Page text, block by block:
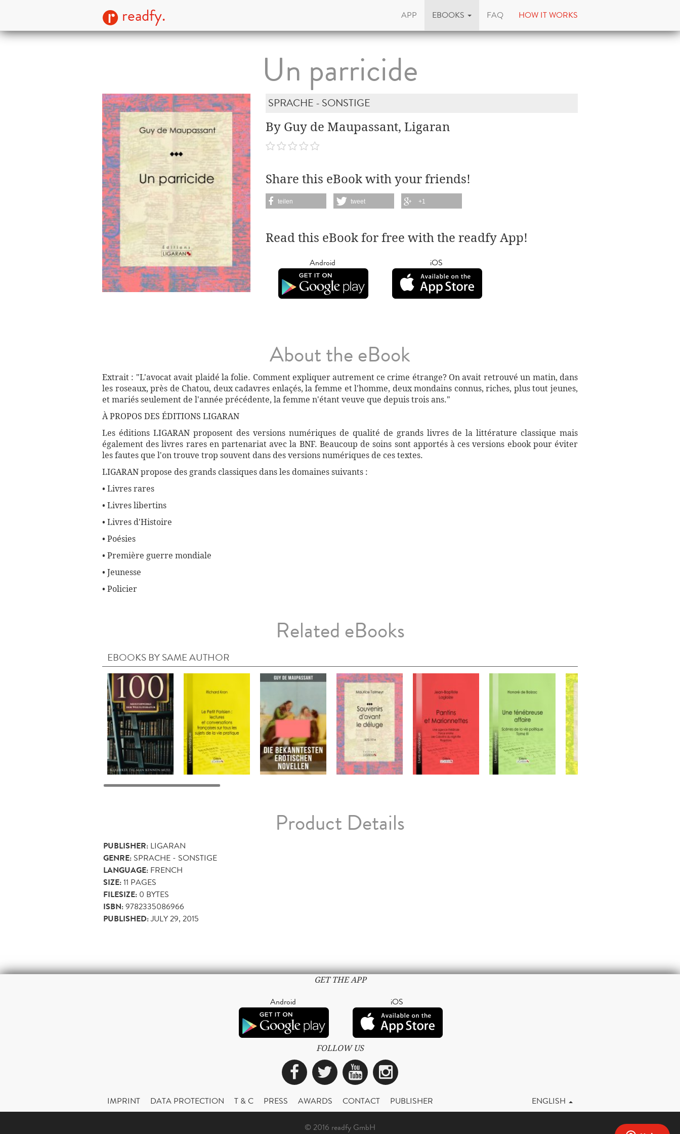
readfy. APP EBOOKS FAQ HOW IT WORKS
Un parricide
SPRACHE - SONSTIGE
By Guy de Maupassant, Ligaran
Share this eBook with your friends!
teilen tweet +1
Read this eBook for free with the readfy App!
Android iOS
About the eBook
Extrait : "L'avocat avait plaidé la folie. Comment expliquer autrement ce crime étrange? On avait retrouvé un matin, dans
les roseaux, près de Chatou, deux cadavres enlaçés, la femme et l'homme, deux mondains connus, riches, plus tout jeunes,
et mariés seulement de l'année précédente, la femme n'étant veuve que depuis trois ans."
À PROPOS DES ÉDITIONS LIGARAN
Les éditions LIGARAN proposent des versions numériques de qualité de grands livres de la littérature classique mais
également des livres rares en partenariat avec la BNF. Beaucoup de soins sont apportés à ces versions ebook pour éviter
les fautes que l'on trouve trop souvent dans des versions numériques de ces textes.
LIGARAN propose des grands classiques dans les domaines suivants :
• Livres rares
• Livres libertins
• Livres d'Histoire
• Poésies
• Première guerre mondiale
• Jeunesse
• Policier
Related eBooks
EBOOKS BY SAME AUTHOR
Product Details
PUBLISHER: LIGARAN
GENRE: SPRACHE - SONSTIGE
LANGUAGE: FRENCH
SIZE:11 PAGES
FILESIZE: 0 BYTES
ISBN:9782335086966
PUBLISHED:JULY 29, 2015
GET THE APP
Android iOS
FOLLOW US
Facebook
TwitterYouTubeInstagram
IMPRINT DATA PROTECTION T & C PRESS AWARDS CONTACT PUBLISHER ENGLISH
© 2016 readfy GmbH